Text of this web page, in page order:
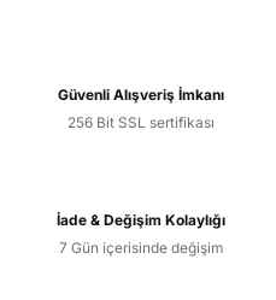
görüntülenemiyor.
pahalı.
olmalı.
Güvenli Alışveriş İmkanı
256 Bit SSL sertifikası
İade & Değişim Kolaylığı
7 Gün içerisinde değişim